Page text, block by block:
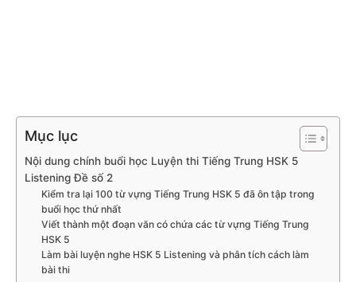
Mục lục
Nội dung chính buổi học Luyện thi Tiếng Trung HSK 5
Listening Đề số 2
Kiểm tra lại 100 từ vựng Tiếng Trung HSK 5 đã ôn tập trong
buổi học thứ nhất
Viết thành một đoạn văn có chứa các từ vựng Tiếng Trung
HSK 5
Làm bài luyện nghe HSK 5 Listening và phân tích cách làm
bài thi